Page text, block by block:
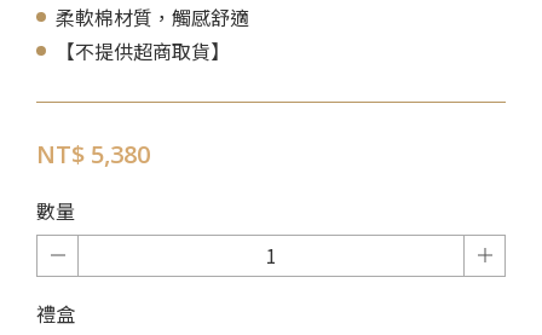
柔軟棉材質，觸感舒適
【不提供超商取貨】
NT$ 5,380
數量
禮盒